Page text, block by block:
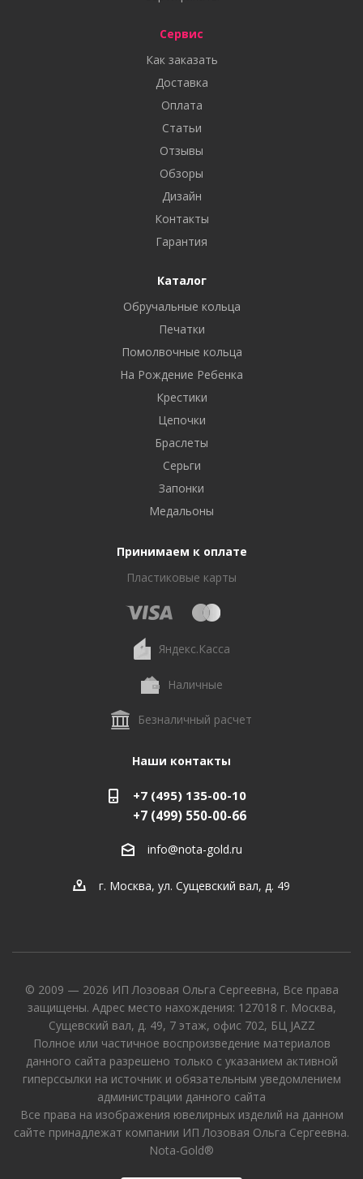
Сервис
Как заказать
Доставка
Оплата
Статьи
Отзывы
Обзоры
Дизайн
Контакты
Гарантия
Каталог
Обручальные кольца
Печатки
Помолвочные кольца
На Рождение Ребенка
Крестики
Цепочки
Браслеты
Серьги
Запонки
Медальоны
Принимаем к оплате
Пластиковые карты
Яндекс.Касса
Наличные
Безналичный расчет
Наши контакты
+7 (495) 135-00-10
+7 (499) 550-00-66
info@nota-gold.ru
г. Москва, ул. Сущевский вал, д. 49
© 2009 — 2026 ИП Лозовая Ольга Сергеевна, Все права
защищены. Адрес место нахождения: 127018 г. Москва,
Сущевский вал, д. 49, 7 этаж, офис 702, БЦ JAZZ
Полное или частичное воспроизведение материалов
данного сайта разрешено только с указанием активной
гиперссылки на источник и обязательным уведомлением
администрации данного сайта
Все права на изображения ювелирных изделий на данном
сайте принадлежат компании ИП Лозовая Ольга Сергеевна.
Nota-Gold®